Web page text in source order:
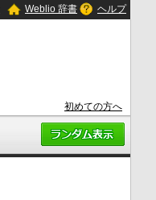
Weblio 辞書 ヘルプ
初めての方へ